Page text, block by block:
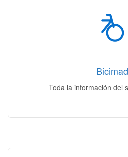
Bicimad
Toda la información del
Bicimad
Acceso